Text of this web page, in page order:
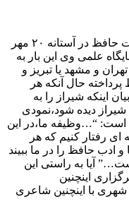
یکی از سخنرانان امسال رویداد نکو داشت حافظ در آستانه ۲۰ مهر
علمی وی این بار به
و مشهد یا تبریز و
حال آنکه هر
اینکه شیراز را به
دیده شود،نمودی
است: “…وظیفه ما،در این
رفتار کنیم که هر
ادب حافظ را در ما ببیند
آیا به راستی این
اینچنین
شهری با اینچنین شاعری